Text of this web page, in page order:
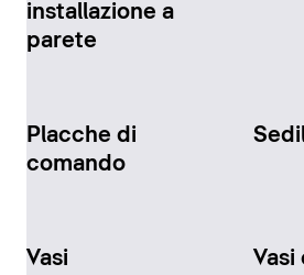
installazione a
parete
Placche di
comando
Vasi
Vasi